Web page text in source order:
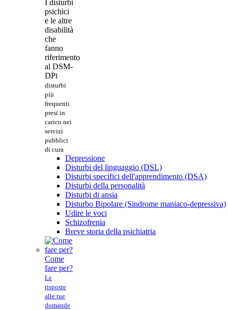
I disturbi
psichici
e le altre
disabilità
che
fanno
riferimento
al DSM-
DPI
disturbi
più
frequenti
presi in
carico nei
servizi
pubblici
di cura
Depressione
Disturbi del linguaggio (DSL)
Disturbi specifici dell'apprendimento (DSA)
Disturbi della personalità
Disturbi di ansia
Disturbo Bipolare (Sindrome maniaco-depressiva)
Udire le voci
Schizofrenia
Breve storia della psichiatria
Come
fare per?
Le
risposte
alle tue
domande